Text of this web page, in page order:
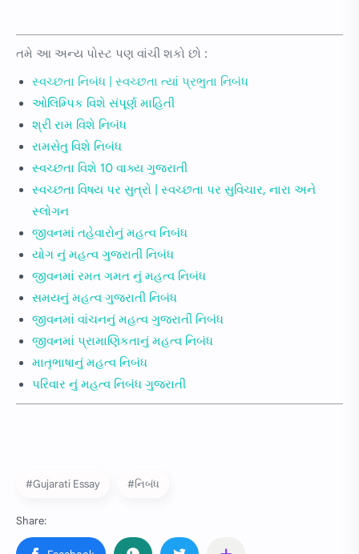
તમે આ અન્ય પોસ્ટ પણ વાંચી શકો છો :
સ્વચ્છતા નિબંધ | સ્વચ્છતા ત્યાં પ્રભુતા નિબંધ
ઓલિમ્પિક વિશે સંપૂર્ણ માહિતી
શ્રી રામ વિશે નિબંધ
રામસેતુ વિશે નિબંધ
સ્વચ્છતા વિશે 10 વાક્ય ગુજરાતી
સ્વચ્છતા વિષય પર સુત્રો | સ્વચ્છતા ૫ર સુવિચાર, નારા અને
સ્લોગન
જીવનમાં તહેવારોનું મહત્વ નિબંધ
યોગ નું મહત્વ ગુજરાતી નિબંધ
જીવનમાં રમત ગમત નું મહત્વ નિબંધ
સમયનું મહત્વ ગુજરાતી નિબંધ
જીવનમાં વાંચનનું મહત્વ ગુજરાતી નિબંધ
જીવનમાં પ્રામાણિકતાનું મહત્વ નિબંધ
માતૃભાષાનું મહત્વ નિબંધ
પરિવાર નું મહત્વ નિબંધ ગુજરાતી
#Gujarati Essay #નિબંધ